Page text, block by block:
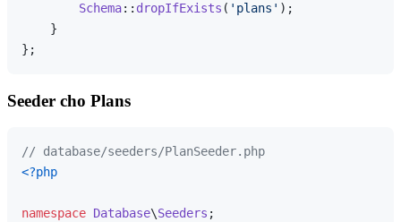
Schema:: dropIfExists ( 'plans' );
    }
Seeder cho Plans
// database/seeders/PlanSeeder.php
<?php
namespace Database\Seeders ;